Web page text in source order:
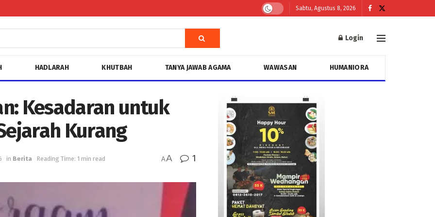
Sabtu, Agustus 8, 2026
Login
HADLARAH KHUTBAH TANYA JAWAB AGAMA WAWASAN HUMANIORA
Kesadaran untuk
Kurang
in Berita Reading Time: 1 min read AA 1